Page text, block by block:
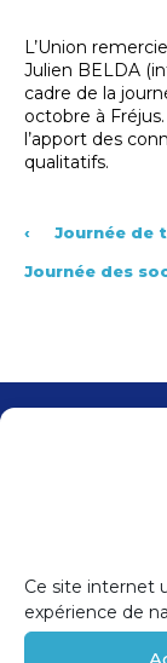
Ce site internet
expérience de
L’Union
Julien BELDA
cadre de la
octobre à
l’apport des
qualitatifs.
‹
Journée de
Journée des
Mentions
Politique de